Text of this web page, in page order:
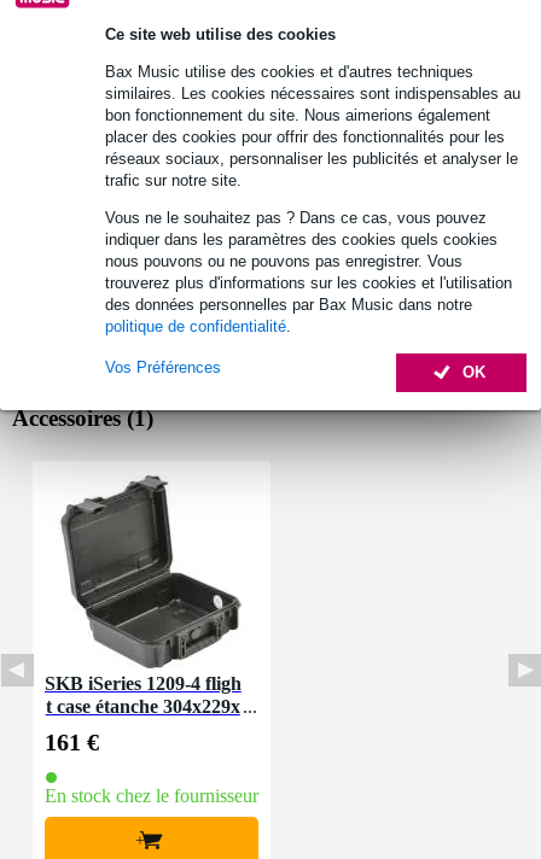
Ce site web utilise des cookies
Bax Music utilise des cookies et d'autres techniques
similaires. Les cookies nécessaires sont indispensables au
bon fonctionnement du site. Nous aimerions également
placer des cookies pour offrir des fonctionnalités pour les
réseaux sociaux, personnaliser les publicités et analyser le
trafic sur notre site.
Vous ne le souhaitez pas ? Dans ce cas, vous pouvez
indiquer dans les paramètres des cookies quels cookies
nous pouvons ou ne pouvons pas enregistrer. Vous
trouverez plus d'informations sur les cookies et l'utilisation
des données personnelles par Bax Music dans notre
politique de confidentialité.
OK
Vos Préférences
Vous n'êtes pas sûr si leKlotz KIK3.0PPSW câble
d'instrument jack/jack 3mvous convient ?
Démarrer la vérification
Informations
câble d'instrument durable
pour guitare et clavier
gaine ultra flexible
Accessoires (1)
SKB iSeries 1209-4 fligh
t case étanche 304x229x
161 €
En stock chez le fournisseur
+